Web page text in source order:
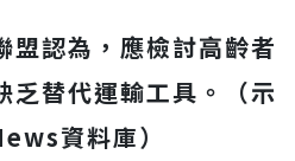
認為，應檢討高齡者
乏替代運輸工具。（示
資料庫）